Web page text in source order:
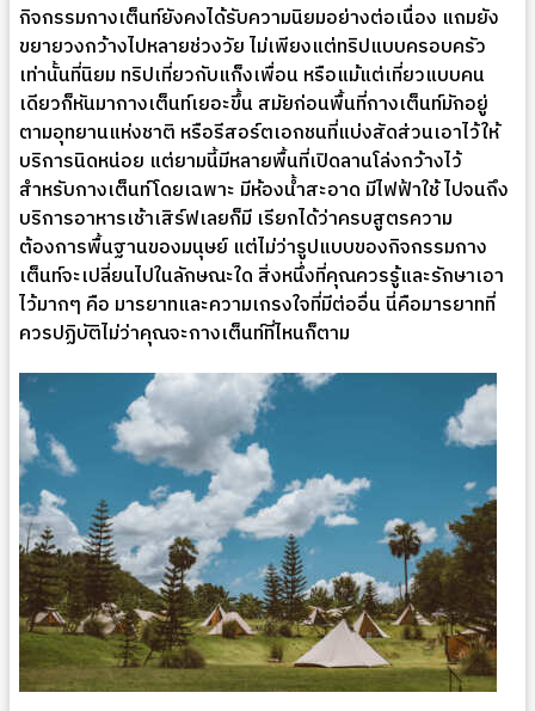
กิจกรรมกางเต็นท์ยังคงได้รับความนิยมอย่างต่อเนื่อง แถมยัง
ขยายวงกว้างไปหลายช่วงวัย ไม่เพียงแต่ทริปแบบครอบครัว
เท่านั้นที่นิยม ทริปเที่ยวกับแก็งเพื่อน หรือแม้แต่เที่ยวแบบคน
เดียวก็หันมากางเต็นท์เยอะขึ้น สมัยก่อนพื้นที่กางเต็นท์มักอยู่
ตามอุทยานแห่งชาติ หรือรีสอร์ตเอกชนที่แบ่งสัดส่วนเอาไว้ให้
บริการนิดหน่อย แต่ยามนี้มีหลายพื้นที่เปิดลานโล่งกว้างไว้
สำหรับกางเต็นท์โดยเฉพาะ มีห้องน้ำสะอาด มีไฟฟ้าใช้ ไปจนถึง
บริการอาหารเช้าเสิร์ฟเลยก็มี เรียกได้ว่าครบสูตรความ
ต้องการพื้นฐานของมนุษย์ แต่ไม่ว่ารูปแบบของกิจกรรมกาง
เต็นท์จะเปลี่ยนไปในลักษณะใด สิ่งหนึ่งที่คุณควรรู้และรักษาเอา
ไว้มากๆ คือ มารยาทและความเกรงใจที่มีต่ออื่น นี่คือมารยาทที่
ควรปฏิบัติไม่ว่าคุณจะกางเต็นท์ที่ไหนก็ตาม